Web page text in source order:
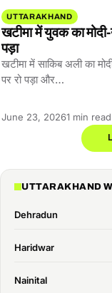
UTTARAKHAND
खटीमा में युवक का
पड़ा
खटीमा में साकिब अली का
पर रो पड़ा और…
June 23, 2026Reading
time:
1 min read
UTTARAKHAND
Dehradun
Haridwar
Nainital